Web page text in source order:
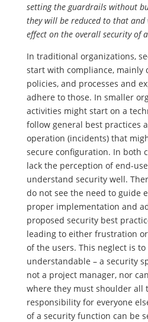
setting the guardrails without
they will be reduced to that
effect on the overall security of
In traditional organizations,
start with compliance, mainly
policies, and processes and
adhere to those. In smaller
activities might start on a
follow general best practices
operation (incidents) that
secure configuration. In both
lack the perception of end-
understand security well.
do not see the need to guide
proper implementation and
proposed security best
leading to either frustration
of the users. This neglect is to
understandable – a security
not a project manager, nor
where they must shoulder all
responsibility for everyone
of a security function can be